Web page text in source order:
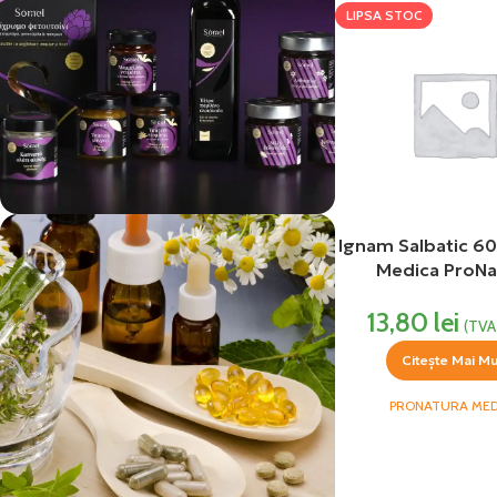
vezi si...
Produse Alimentare
LIPSA STOC
Ignam Salbatic
Medica
13,80 lei
Citește Mai
PRONATURA